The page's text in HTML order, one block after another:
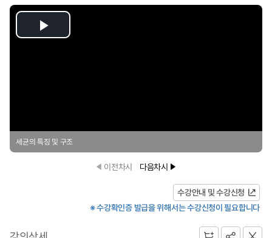
Play
세균의 특징 및 구조
이전차시 다음차시
수강안내 및 수강신청
※ 수강확인증 발급을 위해서는 수강신청이 필요합니다